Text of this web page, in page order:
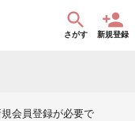
さがす 新規登録
会員登録が必要で